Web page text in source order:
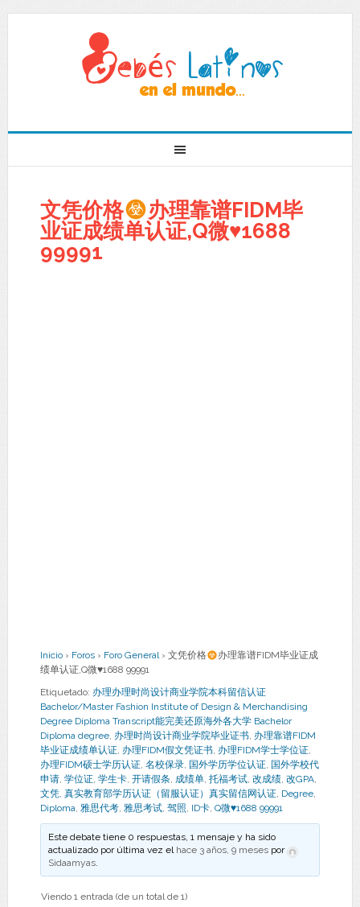
文凭价格
办理靠谱FIDM毕
业证成绩单认证,Q微♥1688
99991
Inicio › Foros › Foro General › 文凭价格
办理靠谱FIDM毕业证成
绩单认证,Q微♥1688 99991
Etiquetado: 办理办理时尚设计商业学院本科留信认证
Bachelor/Master Fashion Institute of Design & Merchandising
Degree Diploma Transcript能完美还原海外各大学 Bachelor
Diploma degree, 办理时尚设计商业学院毕业证书, 办理靠谱FIDM
毕业证成绩单认证, 办理FIDM假文凭证书, 办理FIDM学士学位证,
办理FIDM硕士学历认证, 名校保录, 国外学历学位认证, 国外学校代
申请, 学位证, 学生卡, 开请假条, 成绩单, 托福考试, 改成绩, 改GPA,
文凭, 真实教育部学历认证（留服认证）真实留信网认证, Degree,
Diploma, 雅思代考, 雅思考试, 驾照, ID卡, Q微♥1688 99991
Este debate tiene 0 respuestas, 1 mensaje y ha sido
actualizado por última vez el hace 3 años, 9 meses por
Sidaamyas.
Viendo 1 entrada (de un total de 1)